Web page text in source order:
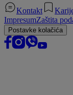
Kontakt
ImpresumZaštita
Postavke kolačića